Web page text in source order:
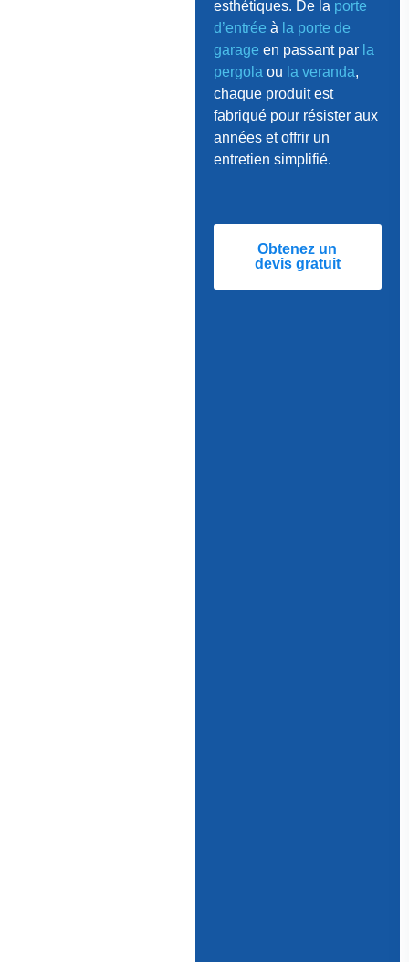
esthétiques. De la porte
d’entrée à la porte de
garage en passant par la
pergola ou la veranda,
chaque produit est
fabriqué pour résister aux
années et offrir un
entretien simplifié.
Obtenez un
devis gratuit